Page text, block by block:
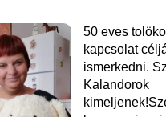
50 eves
kapcsolat
ismerkedni.
Kalandorok